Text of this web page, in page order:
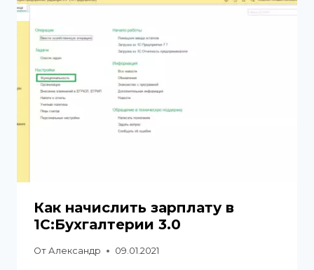
Как начислить зарплату в
1С:Бухгалтерии 3.0
От Александр 09.01.2021